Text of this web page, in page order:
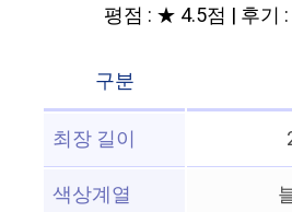
평점 : ★ 4.5점 | 후기 :
구분
최장 길이
색상계열